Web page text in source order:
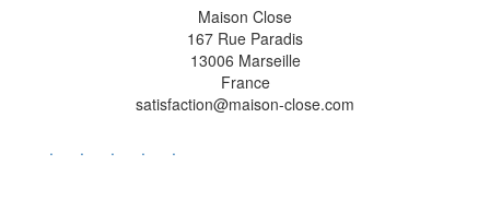
Maison Close
167 Rue Paradis
13006 Marseille
France
satisfaction@maison-close.com
. . . . .